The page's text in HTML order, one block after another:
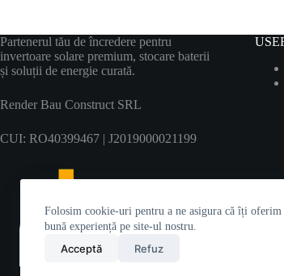
Folosim cookie-uri pentru a ne asigura că îți oferim
bună experiență pe site-ul nostru.
Acceptă Refuz
Partenerul tău de încredere pentru
invertoare solare premium, stocare baterii
și soluții de energie curată.
Render Bau Construct SRL
CUI: RO40399467 | J2019000021199